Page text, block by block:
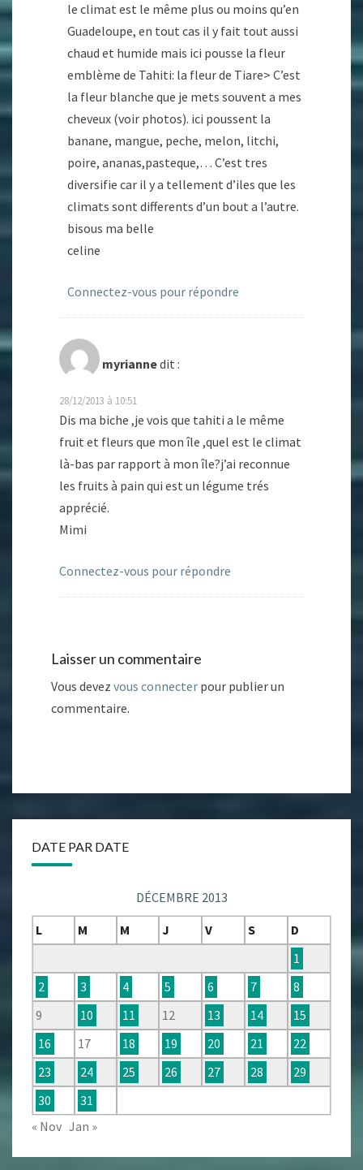
le climat est le même plus ou moins qu’en
Guadeloupe, en tout cas il y fait tout aussi
chaud et humide mais ici pousse la fleur
emblème de Tahiti: la fleur de Tiare> C’est
la fleur blanche que je mets souvent a mes
cheveux (voir photos). ici poussent la
banane, mangue, peche, melon, litchi,
poire, ananas,pasteque,… C’est tres
diversifie car il y a tellement d’iles que les
climats sont differents d’un bout a l’autre.
bisous ma belle
celine
Connectez-vous pour répondre
myriannedit :
28/12/2013 à 10:51
Dis ma biche ,je vois que tahiti a le même
fruit et fleurs que mon île ,quel est le climat
là-bas par rapport à mon île?j’ai reconnue
les fruits à pain qui est un légume trés
apprécié.
Mimi
Connectez-vous pour répondre
Laisser un commentaire
Vous devez vous connecter pour publier un
commentaire.
DATE PAR DATE
DÉCEMBRE 2013
L
M M J V S
D
1
2
3 4 5 6 7
8
9
10 11 12 13 14
15
16
17 18 19 20 21
22
23
24 25 26 27 28
29
30
31
« Nov Jan »